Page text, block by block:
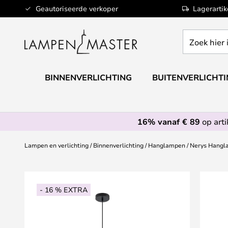
Geautoriseerde verkoper
Ga
naar
inhoud
hier
de
BINNENVERLICHTING
16% vanaf € 89 op
Lampen en verlichting Binnenverlichting Hanglampen Nerys
- 16 % EXTRA
naar